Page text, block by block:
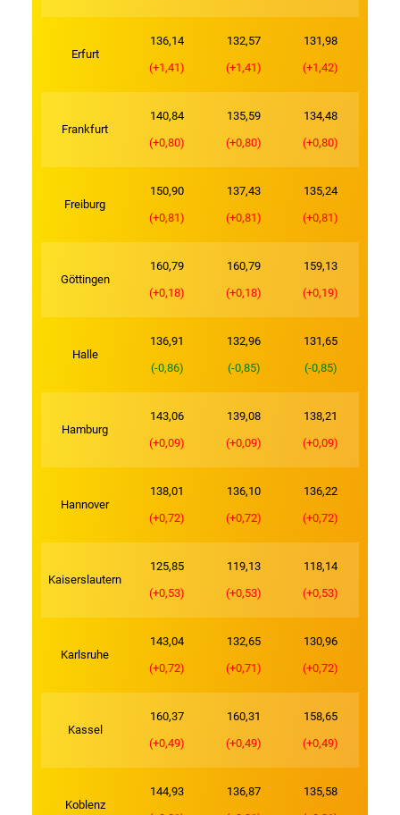
Erfurt
136,14
(+1,41)
132,57
(+1,41)
131,98
(+1,42)
Frankfurt
140,84
(+0,80)
135,59
(+0,80)
134,48
(+0,80)
Freiburg
150,90
(+0,81)
137,43
(+0,81)
135,24
(+0,81)
Göttingen
160,79
(+0,18)
160,79
(+0,18)
159,13
(+0,19)
Halle
136,91
(-0,86)
132,96
(-0,85)
131,65
(-0,85)
Hamburg
143,06
(+0,09)
139,08
(+0,09)
138,21
(+0,09)
Hannover
138,01
(+0,72)
136,10
(+0,72)
136,22
(+0,72)
Kaiserslautern
125,85
(+0,53)
119,13
(+0,53)
118,14
(+0,53)
Karlsruhe
143,04
(+0,72)
132,65
(+0,71)
130,96
(+0,72)
Kassel
160,37
(+0,49)
160,31
(+0,49)
158,65
(+0,49)
Koblenz
144,93
136,87
135,58